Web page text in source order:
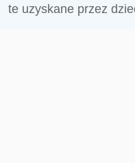
te uzyskane przez